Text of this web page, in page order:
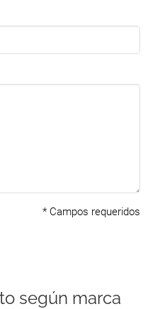
* Campos requeridos
según marca